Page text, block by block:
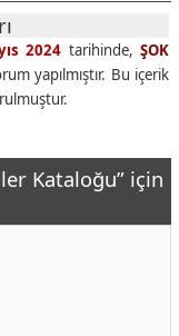
2024 tarihinde,ŞOK
yapılmıştır. Bu içerik
Kataloğu” için